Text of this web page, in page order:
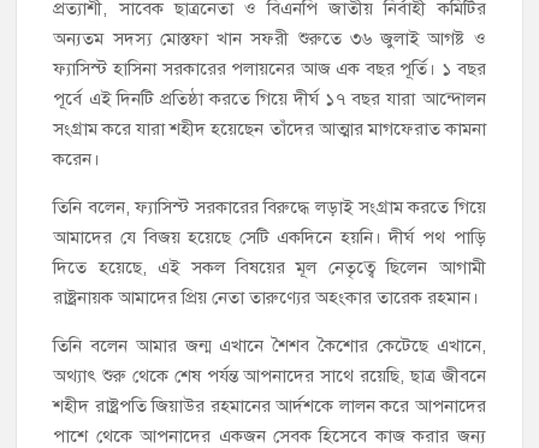
প্রত্যাশী, সাবেক ছাত্রনেতা ও বিএনপি জাতীয় নির্বাহী কমিটির
অন্যতম সদস্য মোস্তফা খান সফরী শুরুতে ৩৬ জুলাই আগষ্ট ও
ফ্যাসিস্ট হাসিনা সরকারের পলায়নের আজ এক বছর পূর্তি। ১ বছর
পূর্বে এই দিনটি প্রতিষ্ঠা করতে গিয়ে দীর্ঘ ১৭ বছর যারা আন্দোলন
সংগ্রাম করে যারা শহীদ হয়েছেন তাঁদের আত্মার মাগফেরাত কামনা
করেন।
তিনি বলেন, ফ্যাসিস্ট সরকারের বিরুদ্ধে লড়াই সংগ্রাম করতে গিয়ে
আমাদের যে বিজয় হয়েছে সেটি একদিনে হয়নি। দীর্ঘ পথ পাড়ি
দিতে হয়েছে, এই সকল বিষয়ের মূল নেতৃত্বে ছিলেন আগামী
রাষ্ট্রনায়ক আমাদের প্রিয় নেতা তারুণ্যের অহংকার তারেক রহমান।
তিনি বলেন আমার জন্ম এখানে শৈশব কৈশোর কেটেছে এখানে,
অথ্যাৎ শুরু থেকে শেষ পর্যন্ত আপনাদের সাথে রয়েছি, ছাত্র জীবনে
শহীদ রাষ্ট্রপতি জিয়াউর রহমানের আর্দশকে লালন করে আপনাদের
পাশে থেকে আপনাদের একজন সেবক হিসেবে কাজ করার জন্য